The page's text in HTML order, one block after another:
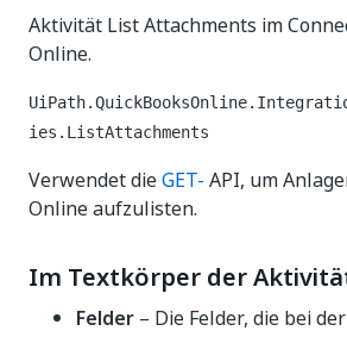
Aktivität List Attachments im
Online.
ies.ListAttachments
Verwendet dieGET- API, um
Online aufzulisten.
Im Textkörper der
Felder – Die Felder, die bei